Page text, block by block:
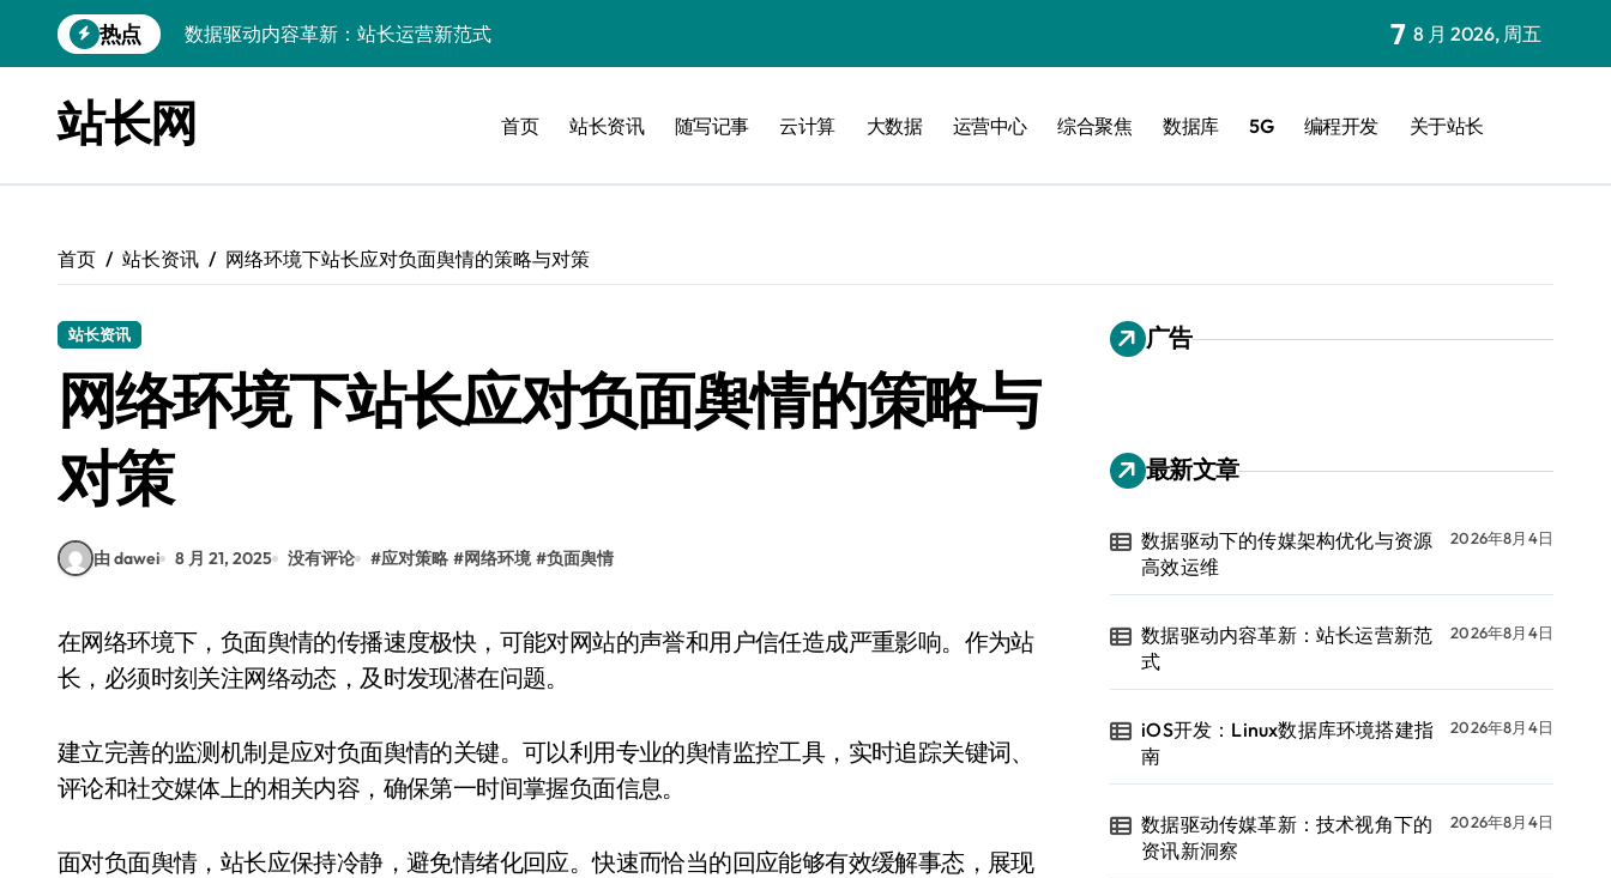
到
热点
iOS开发：Linux数据库环境搭建指南
Go开发实战：Linux数据库配置与优化
数据驱动传媒革新：站长五大核心策略
数据驱动内容增长：站长运营新策略
数据驱动交互优化，赋能站长高效运营
数据驱动下的传媒架构优化与资源高效运维
7 8 月 2026, 周五
站长网 首页 站长资讯 随写记事 云计算 大数据 运营中心 综合聚焦 数据库 5G 编程开发 关于站长
首页 站长资讯 网络环境下站长应对负面舆情的策略与对策
站长资讯
网络环境下站长应对负面舆情的策略与
对策
由 dawei 8 月 21, 2025 没有评论 #应对策略 #网络环境 #负面舆情
在网络环境下，负面舆情的传播速度极快，可能对网站的声誉和用户信任造成严重影响。作为站
长，必须时刻关注网络动态，及时发现潜在问题。
建立完善的监测机制是应对负面舆情的关键。可以利用专业的舆情监控工具，实时追踪关键词、
评论和社交媒体上的相关内容，确保第一时间掌握负面信息。
面对负面舆情，站长应保持冷静，避免情绪化回应。快速而恰当的回应能够有效缓解事态，展现
广告
最新文章
数据驱动下的传媒架构优化与资源
高效运维
2026年8月4日
数据驱动内容革新：站长运营新范
式
2026年8月4日
iOS开发：Linux数据库环境搭建指
南
2026年8月4日
数据驱动传媒革新：技术视角下的
资讯新洞察
2026年8月4日